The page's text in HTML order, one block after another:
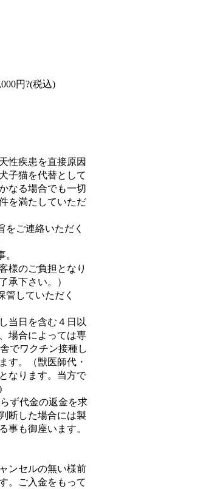
円?(税込)
性疾患を直接原因
子猫を代替として
なる場合でも一切
を満たしていただ
をご連絡いただく
様のご負担となり
承下さい。）
管していただく
当日を含む４日以
場合によっては専
でワクチン接種し
す。（獣医師代・
なります。当方で
ず代金の返金を求
断した場合には製
事も御座います。
ンセルの無い様前
。ご入金をもって